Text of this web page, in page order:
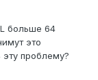
больше 64
это
проблему?